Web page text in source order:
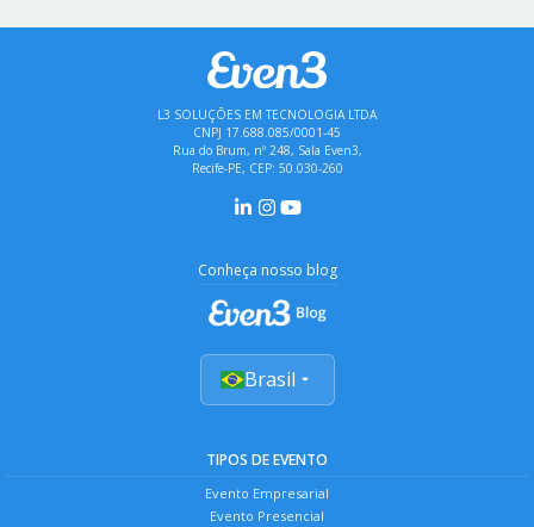
L3 SOLUÇÕES EM TECNOLOGIA LTDA
CNPJ 17.688.085/0001-45
Rua do Brum, nº 248, Sala Even3,
Recife-PE, CEP: 50.030-260
Conheça nosso blog
Brasil
TIPOS DE EVENTO
Evento Empresarial
Evento Presencial